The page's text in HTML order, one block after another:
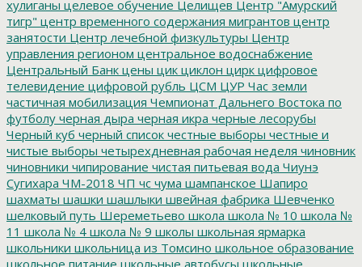
хулиганы целевое обучение Целищев Центр "Амурский
тигр" центр временного содержания мигрантов центр
занятости Центр лечебной физкультуры Центр
управления регионом центральное водоснабжение
Центральный Банк цены цик циклон цирк цифровое
телевидение цифровой рубль ЦСМ ЦУР Час земли
частичная мобилизация Чемпионат Дальнего Востока по
футболу черная дыра черная икра черные лесорубы
Черный куб черный список честные выборы честные и
чистые выборы четырехдневная рабочая неделя чиновник
чиновники чипирование чистая питьевая вода Чиунэ
Сугихара ЧМ-2018 ЧП чс чума шампанское Шапиро
шахматы шашки шашлыки швейная фабрика Шевченко
шелковый путь Шереметьево школа школа № 10 школа №
11 школа № 4 школа № 9 школы школьная ярмарка
школьники школьница из Томсино школьное образование
школьное питание школьные автобусы школьные